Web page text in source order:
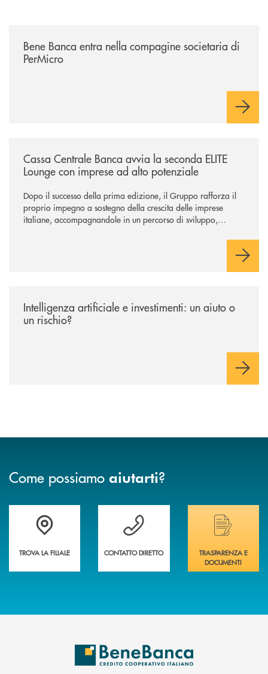
Bene Banca entra nella compagine societaria di
PerMicro
Cassa Centrale Banca avvia la seconda ELITE
Lounge con imprese ad alto potenziale
Dopo il successo della prima edizione, il Gruppo rafforza il
proprio impegno a sostegno della crescita delle imprese
italiane, accompagnandole in un percorso di sviluppo,
Intelligenza artificiale e investimenti: un aiuto o
un rischio?
Come possiamo aiutarti?
Trova la filiale più vicina a te&nbsp;
TROVA LA FILIALE
Hai bisogno di assistenza immediata?
CONTATTO DIRETTO
Hai bisogno di
TRASPARENZA E
DOCUMENTI